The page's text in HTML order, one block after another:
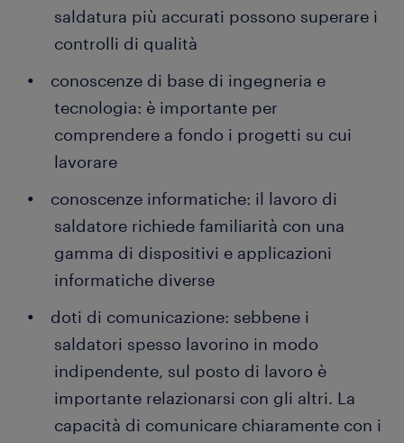
saldatura più accurati possono superare i
controlli di qualità
conoscenze di base di ingegneria e
tecnologia: è importante per
comprendere a fondo i progetti su cui
lavorare
conoscenze informatiche: il lavoro di
saldatore richiede familiarità con una
gamma di dispositivi e applicazioni
informatiche diverse
doti di comunicazione: sebbene i
saldatori spesso lavorino in modo
indipendente, sul posto di lavoro è
importante relazionarsi con gli altri. La
capacità di comunicare chiaramente con i